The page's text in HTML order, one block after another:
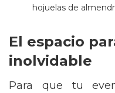
hojuelas de
El espacio
inolvidable
Para que tu